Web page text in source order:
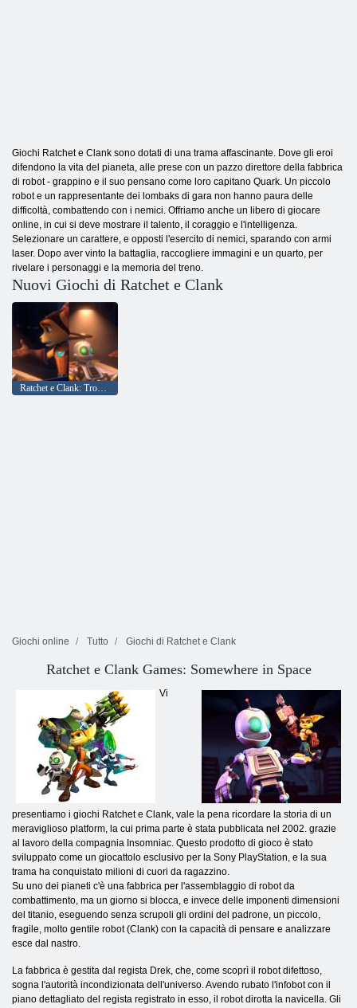
Giochi Ratchet e Clank sono dotati di una trama affascinante. Dove gli eroi
difendono la vita del pianeta, alle prese con un pazzo direttore della fabbrica
di robot - grappino e il suo pensano come loro capitano Quark. Un piccolo
robot e un rappresentante dei lombaks di gara non hanno paura delle
difficoltà, combattendo con i nemici. Offriamo anche un libero di giocare
online, in cui si deve mostrare il talento, il coraggio e l'intelligenza.
Selezionare un carattere, e opposti l'esercito di nemici, sparando con armi
laser. Dopo aver vinto la battaglia, raccogliere immagini e un quarto, per
rivelare i personaggi e la memoria del treno.
Nuovi Giochi di Ratchet e Clank
Ratchet e Clank: Trova le differenze
Giochi online Tutto Giochi di Ratchet e Clank
Ratchet e Clank Games: Somewhere in Space
Vi
presentiamo i giochi Ratchet e Clank, vale la pena ricordare la storia di un
meraviglioso platform, la cui prima parte è stata pubblicata nel 2002. grazie
al lavoro della compagnia Insomniac. Questo prodotto di gioco è stato
sviluppato come un giocattolo esclusivo per la Sony PlayStation, e la sua
trama ha conquistato milioni di cuori da ragazzino.
Su uno dei pianeti c'è una fabbrica per l'assemblaggio di robot da
combattimento, ma un giorno si blocca, e invece delle imponenti dimensioni
del titanio, eseguendo senza scrupoli gli ordini del padrone, un piccolo,
fragile, molto gentile robot (Clank) con la capacità di pensare e analizzare
esce dal nastro.
La fabbrica è gestita dal regista Drek, che, come scoprì il robot difettoso,
sogna l'autorità incondizionata dell'universo. Avendo rubato l'infobot con il
piano dettagliato del regista registrato in esso, il robot dirotta la navicella. Gli